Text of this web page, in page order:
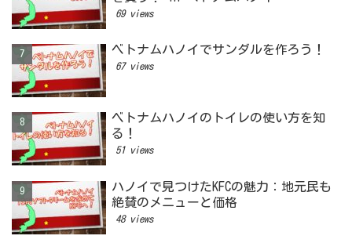
69 views
ベトナムハノイでサンダルを作ろう！
67 views
ベトナムハノイのトイレの使い方を知
る！
51 views
ハノイで見つけたKFCの魅力：地元民も
絶賛のメニューと価格
48 views